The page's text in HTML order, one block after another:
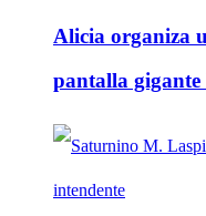
Alicia organiza
pantalla